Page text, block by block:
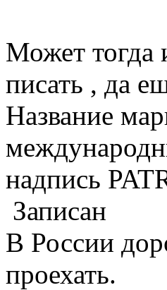
Может тогда
писать , да
Название
надпись
Записан
В России
проехать.